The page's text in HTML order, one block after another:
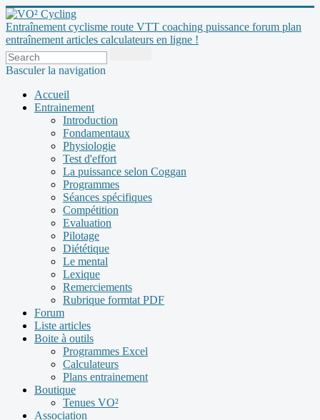
Entraînement cyclisme route VTT coaching puissance forum plan
entraînement articles calculateurs en ligne !
Basculer la navigation
Accueil
Entrainement
Introduction
Fondamentaux
Physiologie
Test d'effort
La puissance selon Coggan
Programmes
Séances spécifiques
Compétition
Evaluation
Pilotage
Diététique
Le mental
Lexique
Remerciements
Rubrique formtat PDF
Forum
Liste articles
Boite à outils
Programmes Excel
Calculateurs
Plans entrainement
Boutique
Tenues VO²
Association